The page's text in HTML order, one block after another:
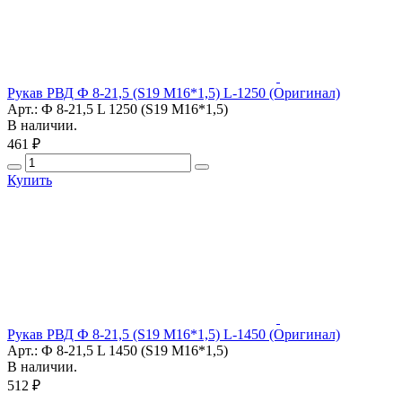
Рукав РВД Ф 8-21,5 (S19 М16*1,5) L-1250 (Оригинал)
Арт.: Ф 8-21,5 L 1250 (S19 М16*1,5)
В наличии.
461 ₽
Купить
Рукав РВД Ф 8-21,5 (S19 М16*1,5) L-1450 (Оригинал)
Арт.: Ф 8-21,5 L 1450 (S19 М16*1,5)
В наличии.
512 ₽